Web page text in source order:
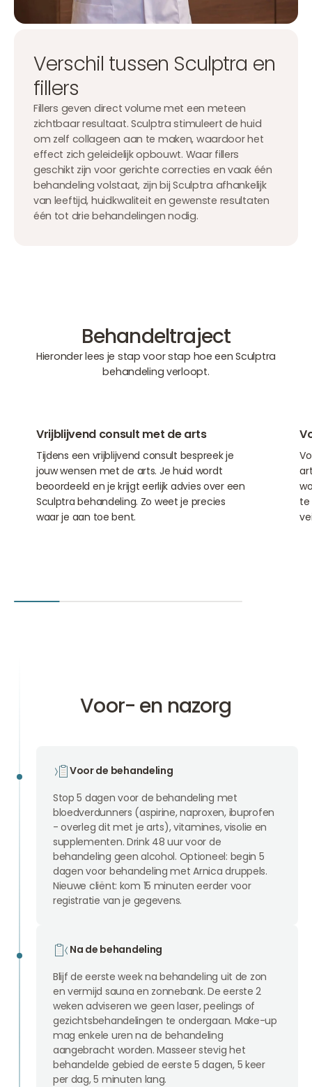
Verschil tussen Sculptra en
fillers
Fillers geven direct volume met een meteen
zichtbaar resultaat. Sculptra stimuleert de huid
om zelf collageen aan te maken, waardoor het
effect zich geleidelijk opbouwt. Waar fillers
geschikt zijn voor gerichte correcties en vaak één
behandeling volstaat, zijn bij Sculptra afhankelijk
van leeftijd, huidkwaliteit en gewenste resultaten
één tot drie behandelingen nodig.
Behandeltraject
Hieronder lees je stap voor stap hoe een Sculptra
behandeling verloopt.
Vrijblijvend consult met de arts
Tijdens een vrijblijvend consult bespreek je
jouw wensen met de arts. Je huid wordt
beoordeeld en je krijgt eerlijk advies over een
Sculptra behandeling. Zo weet je precies
waar je aan toe bent.
te
Voor- en nazorg
Voor de behandeling
Stop 5 dagen voor de behandeling met
bloedverdunners (aspirine, naproxen, ibuprofen
- overleg dit met je arts), vitamines, visolie en
supplementen. Drink 48 uur voor de
behandeling geen alcohol. Optioneel: begin 5
dagen voor behandeling met Arnica druppels.
Nieuwe cliënt: kom 15 minuten eerder voor
registratie van je gegevens.
Na de behandeling
Blijf de eerste week na behandeling uit de zon
en vermijd sauna en zonnebank. De eerste 2
weken adviseren we geen laser, peelings of
gezichtsbehandelingen te ondergaan. Make-up
mag enkele uren na de behandeling
aangebracht worden. Masseer stevig het
behandelde gebied de eerste 5 dagen, 5 keer
per dag, 5 minuten lang.